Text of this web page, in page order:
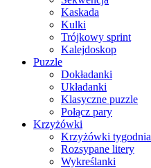
Kaskada
Kulki
Trójkowy sprint
Kalejdoskop
Puzzle
Dokładanki
Układanki
Klasyczne puzzle
Połącz pary
Krzyżówki
Krzyżówki tygodnia
Rozsypane litery
Wykreślanki